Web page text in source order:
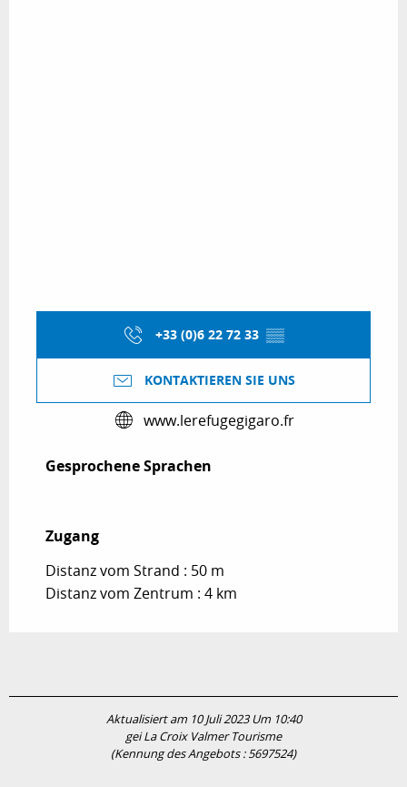
+33 (0)6 22 72 33 ▒▒
KONTAKTIEREN SIE UNS
www.lerefugegigaro.fr
Gesprochene Sprachen
Gesprochene Sprachen
Zugang
Zugang
Distanz vom Strand : 50 m
Distanz vom Zentrum : 4 km
Aktualisiert am 10 Juli 2023 Um 10:40
gei La Croix Valmer Tourisme
(Kennung des Angebots :5697524)